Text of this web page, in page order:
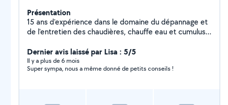
Présentation
15 ans d'expérience dans le domaine du dépannage et
de l'entretien des chaudières, chauffe eau et cumulus
Bordeaux.
Dernier avis laissé par Lisa : 5/5
Il y a plus de 6 mois
Super sympa, nous a même donné de petits conseils !